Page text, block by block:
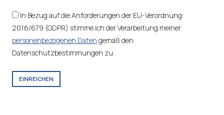
In Bezug auf die Anforderungen der EU-Verordnung
2016/679 (GDPR) stimme ich der Verarbeitung meiner
personenbezogenen Daten gemäß den
Datenschutzbestimmungen zu.
EINREICHEN